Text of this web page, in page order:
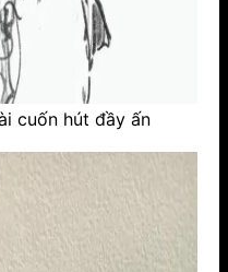
cuốn hút đầy ấn